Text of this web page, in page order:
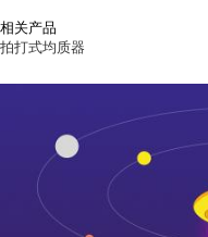
相关产品
拍打式均质器